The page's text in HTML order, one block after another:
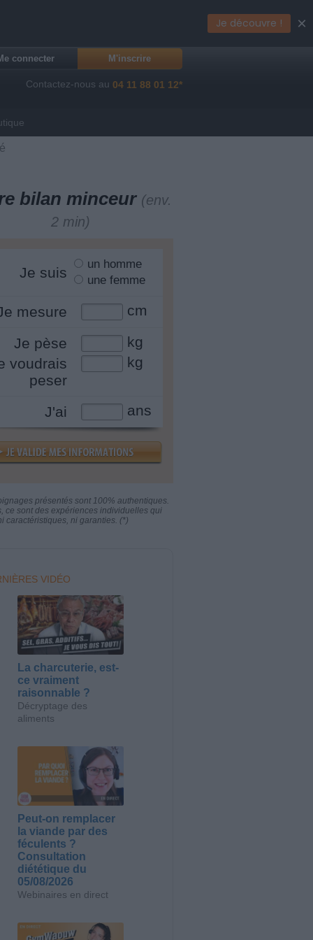
connecter M'inscrire
Contactez-nous au 04 11 88 01 12*
bilan minceur (env.
2 min)
Je suis
un homme
une femme
mesure cm
Je pèse
kg
voudrais
peser
kg
J'ai ans
présentés sont 100% authentiques.
ce sont des expériences individuelles qui
caractéristiques, ni garanties. (*)
VIDÉO
La charcuterie, est-
ce vraiment
raisonnable ?
Décryptage des
aliments
Peut-on remplacer
la viande par des
féculents ?
Consultation
diététique du
05/08/2026
Webinaires en direct
Je découvre ! ×